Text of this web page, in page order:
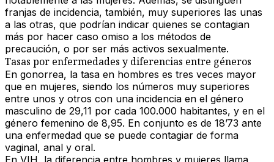
franjas de incidencia, también, muy superiores las unas
a las otras, que podrían indicar quienes se contagian
más por hacer caso omiso a los métodos de
precaución, o por ser más activos sexualmente.
Tasas por enfermedades y diferencias entre géneros
En gonorrea, la tasa en hombres es tres veces mayor
que en mujeres, siendo los números muy superiores
entre unos y otros con una incidencia en el género
masculino de 29,11 por cada 100.000 habitantes, y en el
género femenino de 8,95. En conjunto es de 18’73 ante
una enfermedad que se puede contagiar de forma
vaginal, anal y oral.